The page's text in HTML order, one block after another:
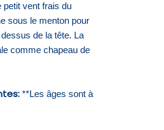
petit vent frais du
sous le menton pour
de la tête. La
comme chapeau de
**Les âges sont à